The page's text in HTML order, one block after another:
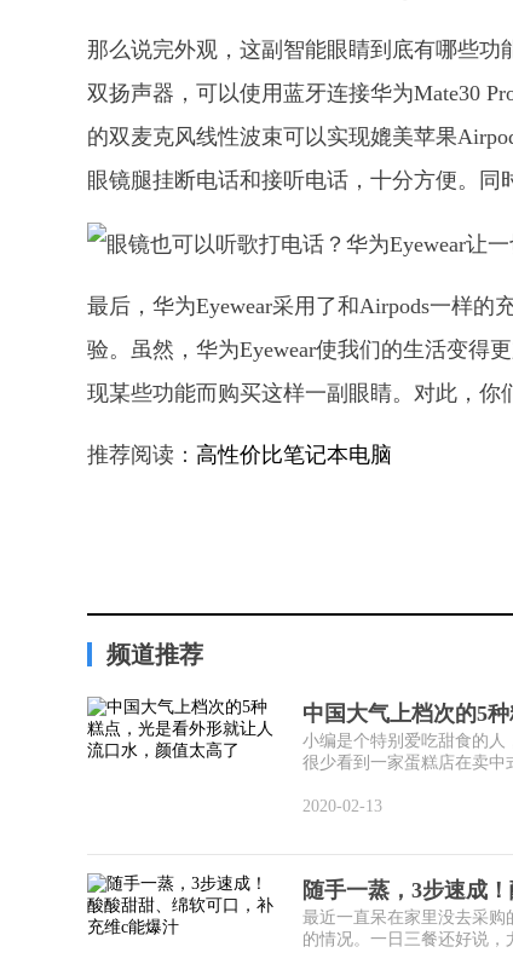
那么说完外观，这副智能眼睛到底有哪些功
双扬声器，可以使用蓝牙连接华为Mate30
的双麦克风线性波束可以实现媲美苹果
眼镜腿挂断电话和接听电话，十分方便。同
最后，华为Eyewear采用了和Airpods一样
验。虽然，华为Eyewear使我们的生活变得
现某些功能而购买这样一副眼睛。对此，你
推荐阅读： 高性价比笔记本电脑
频道推荐
中国大气上档次的5
小编是个特别爱吃甜食的
很少看到一家蛋糕店在卖中
2020-02-13
随手一蒸，3步速成
最近一直呆在家里没去采
的情况。一日三餐还好说，